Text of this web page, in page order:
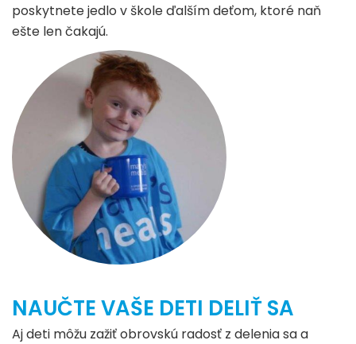
poskytnete jedlo v škole ďalším deťom, ktoré naň
ešte len čakajú.
NAUČTE VAŠE DETI DELIŤ SA
Aj deti môžu zažiť obrovskú radosť z delenia sa a